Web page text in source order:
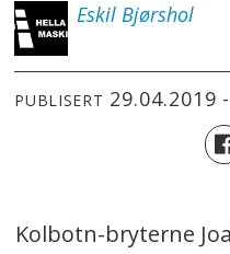
Eskil Bjørshol
PUBLISERT 29.04.2019
Kolbotn-bryterne